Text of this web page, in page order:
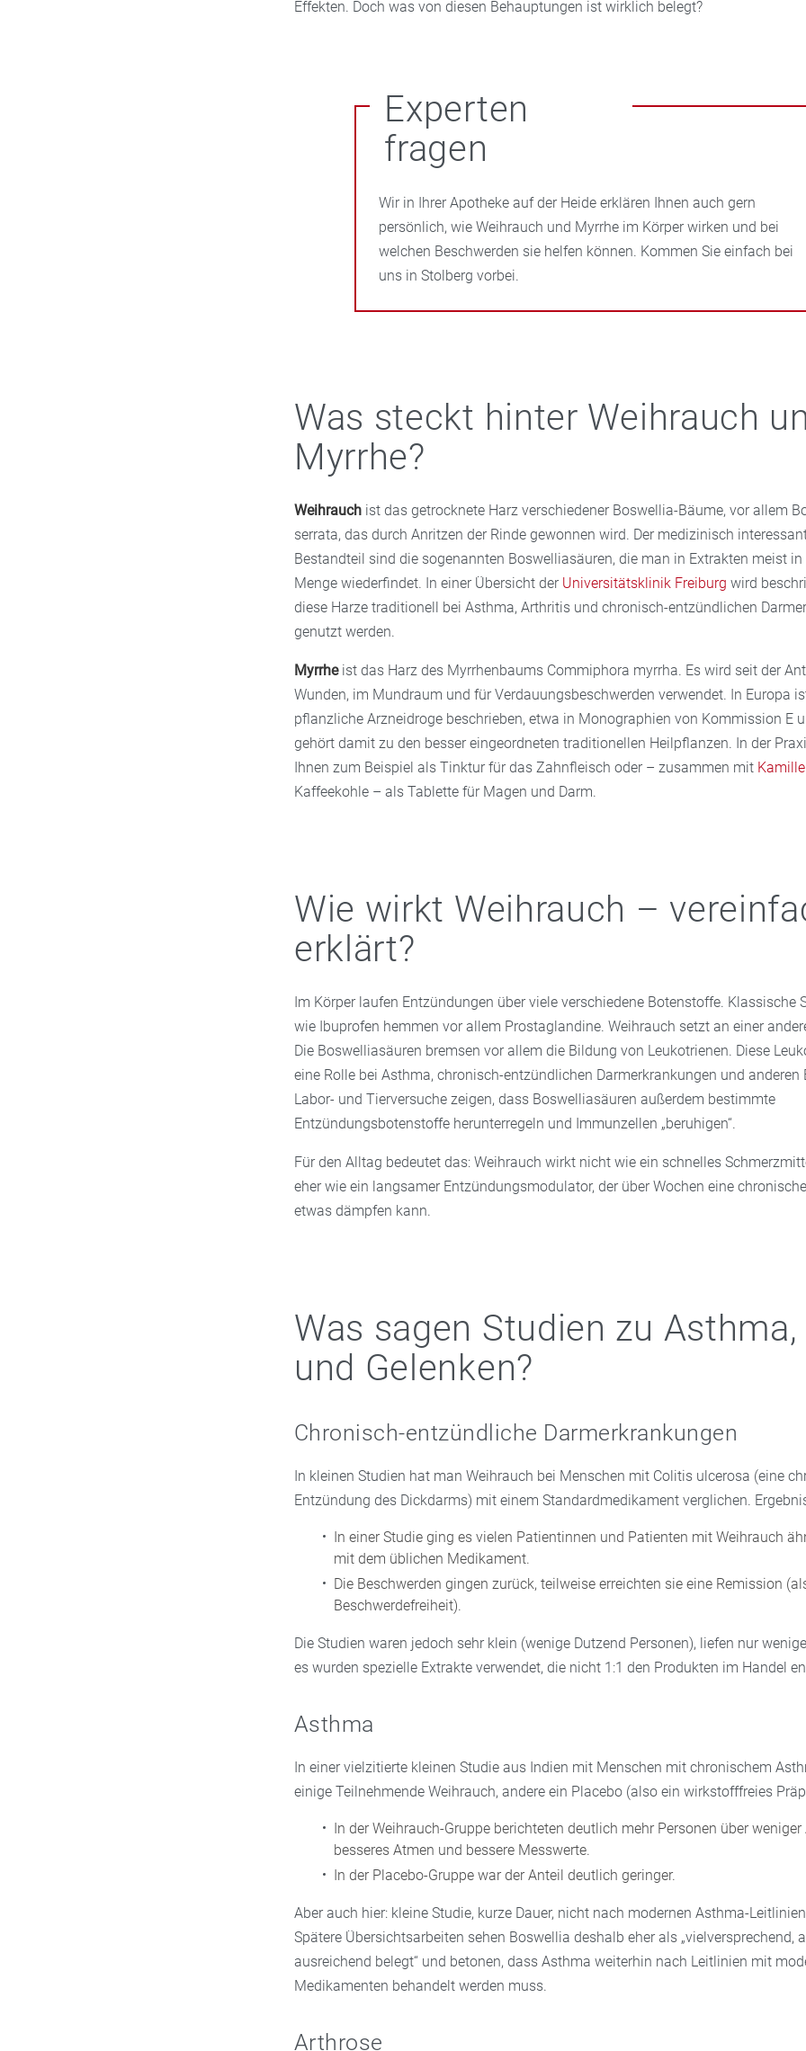
Effekten. Doch was von diesen Behauptungen ist wirklich belegt?
Experten
fragen
Wir in Ihrer Apotheke auf der Heide erklären Ihnen auch gern
persönlich, wie Weihrauch und Myrrhe im Körper wirken und bei
welchen Beschwerden sie helfen können. Kommen Sie einfach bei
uns in Stolberg vorbei.
Was steckt hinter Weihrauch
Myrrhe?
Weihrauchist das getrocknete Harz verschiedener Boswellia-Bäume, vor allem
serrata, das durch Anritzen der Rinde gewonnen wird. Der medizinisch
Bestandteil sind die sogenannten Boswelliasäuren, die man in Extrakten meist in
Menge wiederfindet. In einer Übersicht der Universitätsklinik Freiburg wird
diese Harze traditionell bei Asthma, Arthritis und chronisch-entzündlichen
genutzt werden.
Myrrheist das Harz des Myrrhenbaums Commiphora myrrha. Es wird seit der
Wunden, im Mundraum und für Verdauungsbeschwerden verwendet. In Europa
pflanzliche Arzneidroge beschrieben, etwa in Monographien von Kommission E
gehört damit zu den besser eingeordneten traditionellen Heilpflanzen. In der
Ihnen zum Beispiel als Tinktur für das Zahnfleisch oder – zusammen mit Kamille
Kaffeekohle – als Tablette für Magen und Darm.
Wie wirkt Weihrauch –
erklärt?
Im Körper laufen Entzündungen über viele verschiedene Botenstoffe. Klassische
wie Ibuprofen hemmen vor allem Prostaglandine. Weihrauch setzt an einer
Die Boswelliasäuren bremsen vor allem die Bildung von Leukotrienen. Diese
eine Rolle bei Asthma, chronisch-entzündlichen Darmerkrankungen und anderen
Labor- und Tierversuche zeigen, dass Boswelliasäuren außerdem bestimmte
Entzündungsbotenstoffe herunterregeln und Immunzellen „beruhigen“.
Für den Alltag bedeutet das: Weihrauch wirkt nicht wie ein schnelles
eher wie ein langsamer Entzündungsmodulator, der über Wochen eine
etwas dämpfen kann.
Was sagen Studien zu
und Gelenken?
Chronisch-entzündliche Darmerkrankungen
In kleinen Studien hat man Weihrauch bei Menschen mit Colitis ulcerosa (eine
Entzündung des Dickdarms) mit einem Standardmedikament verglichen.
In einer Studie ging es vielen Patientinnen und Patienten mit Weihrauch
mit dem üblichen Medikament.
Die Beschwerden gingen zurück, teilweise erreichten sie eine Remission
Beschwerdefreiheit).
Die Studien waren jedoch sehr klein (wenige Dutzend Personen), liefen nur
es wurden spezielle Extrakte verwendet, die nicht 1:1 den Produkten im Handel
Asthma
In einer vielzitierte kleinen Studie aus Indien mit Menschen mit chronischem
einige Teilnehmende Weihrauch, andere ein Placebo (also ein wirkstofffreies
In der Weihrauch-Gruppe berichteten deutlich mehr Personen über weniger
besseres Atmen und bessere Messwerte.
In der Placebo-Gruppe war der Anteil deutlich geringer.
Aber auch hier: kleine Studie, kurze Dauer, nicht nach modernen Asthma-
Spätere Übersichtsarbeiten sehen Boswellia deshalb eher als „vielversprechend,
ausreichend belegt“ und betonen, dass Asthma weiterhin nach Leitlinien mit
Medikamenten behandelt werden muss.
Arthrose